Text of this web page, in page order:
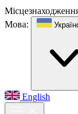
Мова:
English